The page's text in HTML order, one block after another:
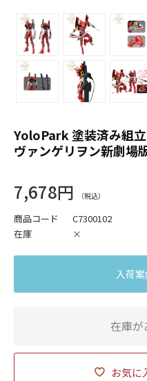
YoloPark 塗装済み組
ヴァンゲリヲン新劇場
7,678円
商品コード
C7300102
在庫
×
お気に
入荷
在庫